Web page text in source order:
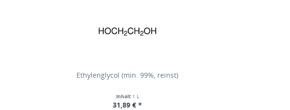
Ethylenglycol (min. 99%, reinst)
Inhalt 1 L
31,89 € *